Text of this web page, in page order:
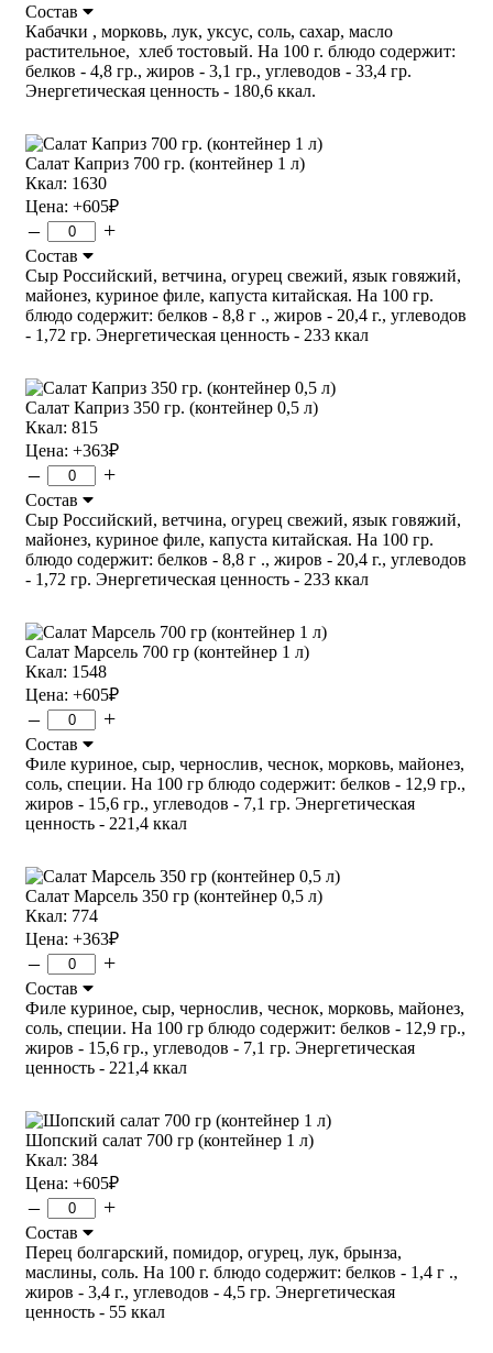
Состав
Кабачки , морковь, лук, уксус, соль, сахар, масло
растительное, хлеб тостовый. На 100 г. блюдо содержит:
белков - 4,8 гр., жиров - 3,1 гр., углеводов - 33,4 гр.
Энергетическая ценность - 180,6 ккал.
Салат Каприз 700 гр. (контейнер 1 л)
Ккал: 1630
Цена: +605₽
– +
Состав
Сыр Российский, ветчина, огурец свежий, язык говяжий,
майонез, куриное филе, капуста китайская. На 100 гр.
блюдо содержит: белков - 8,8 г ., жиров - 20,4 г., углеводов
- 1,72 гр. Энергетическая ценность - 233 ккал
Салат Каприз 350 гр. (контейнер 0,5 л)
Ккал: 815
Цена: +363₽
– +
Состав
Сыр Российский, ветчина, огурец свежий, язык говяжий,
майонез, куриное филе, капуста китайская. На 100 гр.
блюдо содержит: белков - 8,8 г ., жиров - 20,4 г., углеводов
- 1,72 гр. Энергетическая ценность - 233 ккал
Салат Марсель 700 гр (контейнер 1 л)
Ккал: 1548
Цена: +605₽
– +
Состав
Филе куриное, сыр, чернослив, чеснок, морковь, майонез,
соль, специи. На 100 гр блюдо содержит: белков - 12,9 гр.,
жиров - 15,6 гр., углеводов - 7,1 гр. Энергетическая
ценность - 221,4 ккал
Салат Марсель 350 гр (контейнер 0,5 л)
Ккал: 774
Цена: +363₽
– +
Состав
Филе куриное, сыр, чернослив, чеснок, морковь, майонез,
соль, специи. На 100 гр блюдо содержит: белков - 12,9 гр.,
жиров - 15,6 гр., углеводов - 7,1 гр. Энергетическая
ценность - 221,4 ккал
Шопский салат 700 гр (контейнер 1 л)
Ккал: 384
Цена: +605₽
– +
Состав
Перец болгарский, помидор, огурец, лук, брынза,
маслины, соль. На 100 г. блюдо содержит: белков - 1,4 г .,
жиров - 3,4 г., углеводов - 4,5 гр. Энергетическая
ценность - 55 ккал